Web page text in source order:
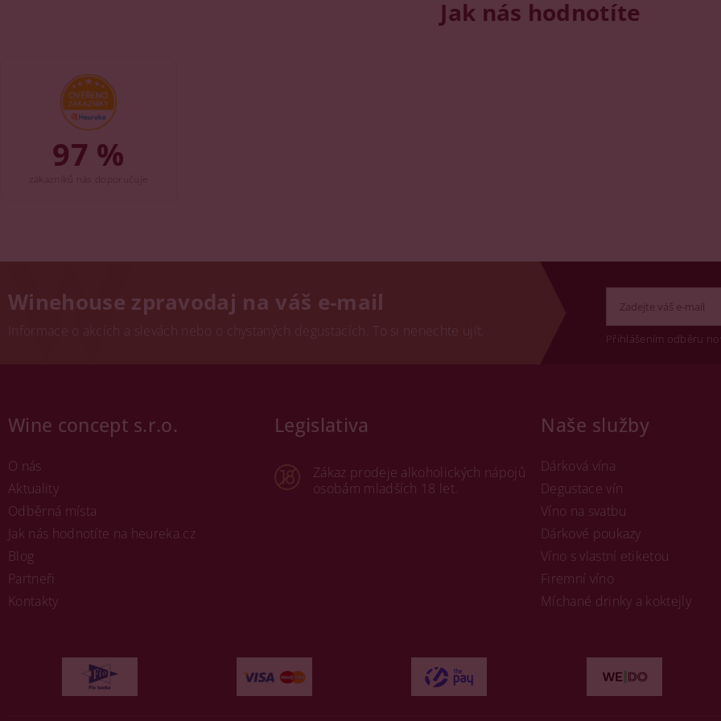
Jak nás hodnotíte
97 %
Winehouse zpravodaj na váš e-mail
Informace o akcích a slevách nebo o chystaných degustacích. To si nenechte ujít. Přihlášením odběru
Wine concept s.r.o.
O nás
Aktuality
Odběrná místa
Jak nás hodnotíte na heureka.cz
Blog
Partneři
Kontakty
Legislativa
Zákaz prodeje alkoholických nápojů
osobám mladších 18 let.
Naše služby
Dárková vína
Degustace vín
Víno na svatbu
Dárkové poukazy
Víno s vlastní etiketou
Firemní víno
Míchané drinky a koktejly